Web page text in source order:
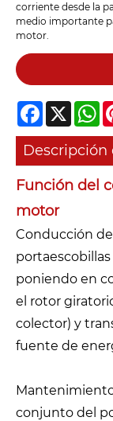
corriente desde la
medio importante
motor.
Facebook
X
Función del
motor
Conducción
poniendo en
el rotor
colector) y
fuente de
conjunto del